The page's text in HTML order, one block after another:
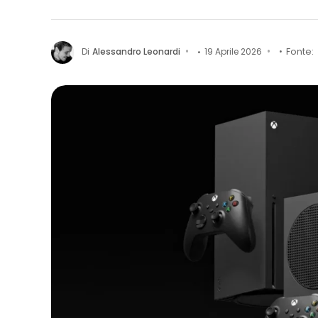
Di Alessandro Leonardi 19 Aprile 2026 Fonte: